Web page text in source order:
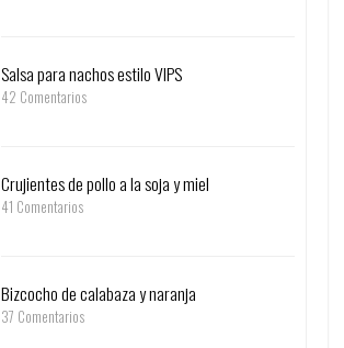
Salsa para nachos estilo VIPS
42 Comentarios
Crujientes de pollo a la soja y miel
41 Comentarios
Bizcocho de calabaza y naranja
37 Comentarios